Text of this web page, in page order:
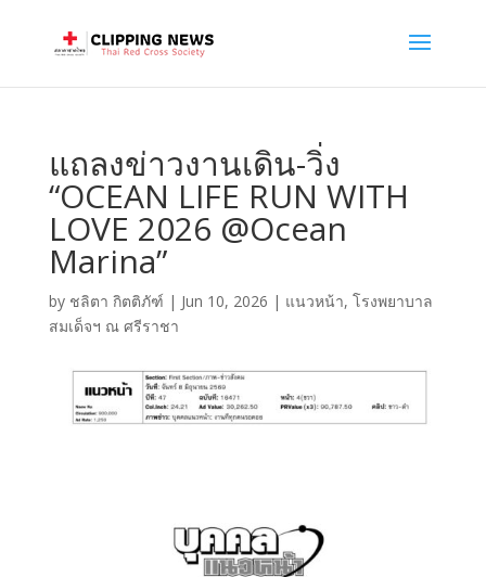
แถลงข่าวงานเดิน-วิ่ง
“OCEAN LIFE RUN WITH
LOVE 2026 @Ocean
Marina”
by ชลิตา กิตติภัฑ์ | Jun 10, 2026 | แนวหน้า, โรงพยาบาล
สมเด็จฯ ณ ศรีราชา